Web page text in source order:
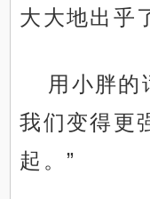
大大地出乎
用小胖的
我们变得更
起。”